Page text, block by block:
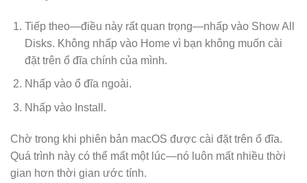
Tiếp theo—điều này rất quan trọng—nhấp vào Show All
Disks. Không nhấp vào Home vì bạn không muốn cài
đặt trên ổ đĩa chính của mình.
Nhấp vào ổ đĩa ngoài.
Nhấp vào Install.
Chờ trong khi phiên bản macOS được cài đặt trên ổ đĩa.
Quá trình này có thể mất một lúc—nó luôn mất nhiều thời
gian hơn thời gian ước tính.